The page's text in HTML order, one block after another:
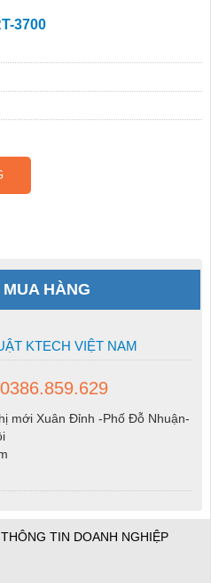
3700
HÀNG
KTECH VIỆT NAM
mới Xuân Đỉnh -Phố Đỗ Nhuận-
THÔNG TIN DOANH NGHIỆP